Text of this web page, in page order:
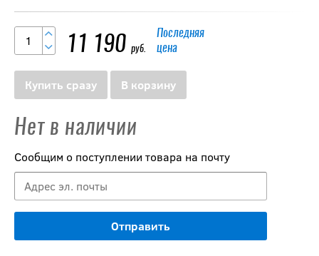
11 190 руб.
Последняя
цена
Купить сразу В корзину
Нет в наличии
Сообщим о поступлении товара на почту